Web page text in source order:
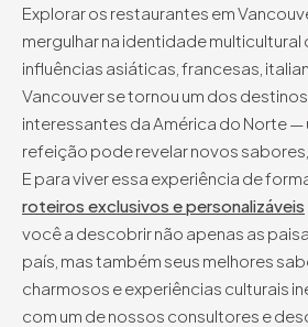
Explorar os restaurantes em
mergulhar na identidade multicultural
influências asiáticas, francesas,
Vancouver se tornou um dos
interessantes da América do Norte —
refeição pode revelar novos
E para viver essa experiência de
roteiros exclusivos e personalizáveis
você a descobrir não apenas as
país, mas também seus melhores
charmosos e experiências culturais
com um de nossos consultores e